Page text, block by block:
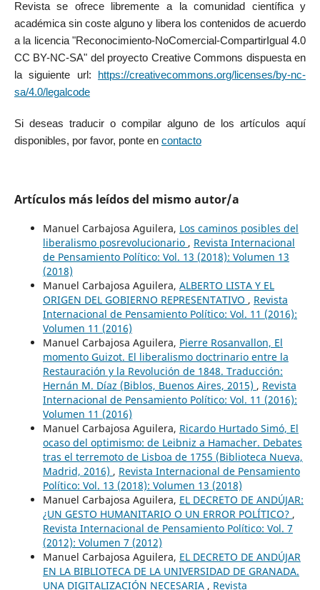
Revista se ofrece libremente a la comunidad científica y
académica sin coste alguno y libera los contenidos de acuerdo
a la licencia "Reconocimiento-NoComercial-CompartirIgual 4.0
CC BY-NC-SA" del proyecto Creative Commons dispuesta en
la siguiente url:
https://creativecommons.org/licenses/by-nc-
sa/4.0/legalcode
Si deseas traducir o compilar alguno de los artículos aquí
disponibles, por favor, ponte en contacto
Artículos más leídos del mismo autor/a
Manuel Carbajosa Aguilera, Los caminos posibles del
liberalismo posrevolucionario , Revista Internacional
de Pensamiento Político: Vol. 13 (2018): Volumen 13
(2018)
Manuel Carbajosa Aguilera, ALBERTO LISTA Y EL
ORIGEN DEL GOBIERNO REPRESENTATIVO , Revista
Internacional de Pensamiento Político: Vol. 11 (2016):
Volumen 11 (2016)
Manuel Carbajosa Aguilera, Pierre Rosanvallon, El
momento Guizot. El liberalismo doctrinario entre la
Restauración y la Revolución de 1848. Traducción:
Hernán M. Díaz (Biblos, Buenos Aires, 2015) , Revista
Internacional de Pensamiento Político: Vol. 11 (2016):
Volumen 11 (2016)
Manuel Carbajosa Aguilera, Ricardo Hurtado Simó, El
ocaso del optimismo: de Leibniz a Hamacher. Debates
tras el terremoto de Lisboa de 1755 (Biblioteca Nueva,
Madrid, 2016) , Revista Internacional de Pensamiento
Político: Vol. 13 (2018): Volumen 13 (2018)
Manuel Carbajosa Aguilera, EL DECRETO DE ANDÚJAR:
¿UN GESTO HUMANITARIO O UN ERROR POLÍTICO? ,
Revista Internacional de Pensamiento Político: Vol. 7
(2012): Volumen 7 (2012)
Manuel Carbajosa Aguilera, EL DECRETO DE ANDÚJAR
EN LA BIBLIOTECA DE LA UNIVERSIDAD DE GRANADA.
UNA DIGITALIZACIÓN NECESARIA , Revista